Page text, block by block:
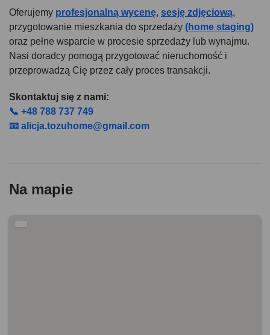
Oferujemy profesjonalną wycenę, sesję zdjęciową,
przygotowanie mieszkania do sprzedaży (home staging)
oraz pełne wsparcie w procesie sprzedaży lub wynajmu.
Nasi doradcy pomogą przygotować nieruchomość i
przeprowadzą Cię przez cały proces transakcji.
Skontaktuj się z nami:
📞 +48 788 737 749
📧 alicja.tozuhome@gmail.com
Na mapie